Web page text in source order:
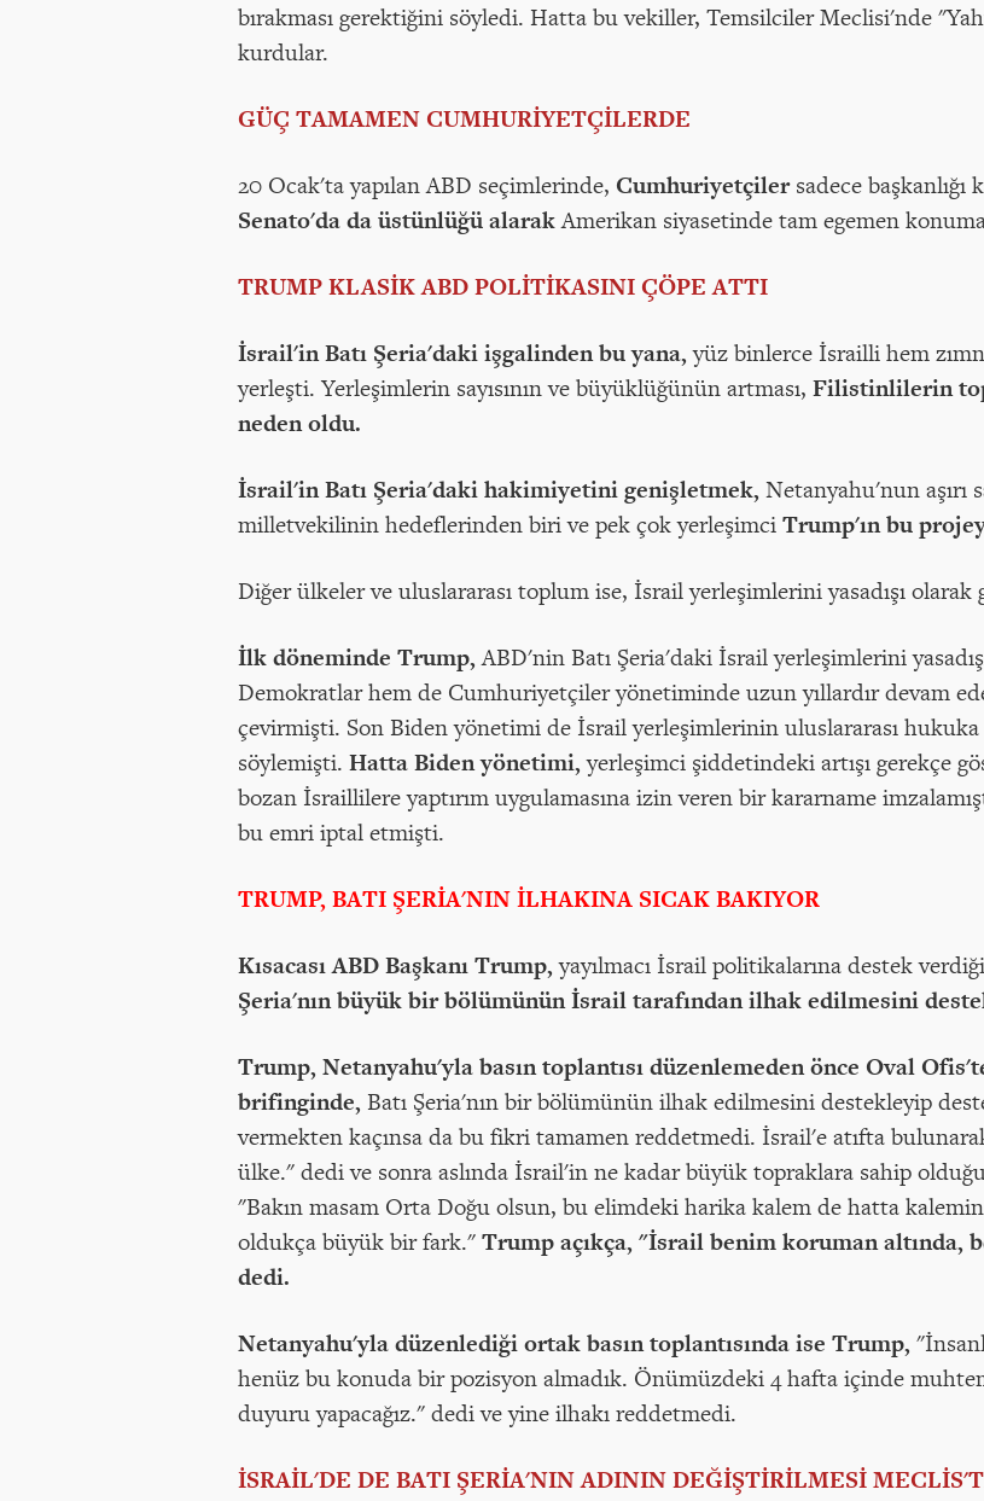
bırakması gerektiğini söyledi. Hatta bu vekiller, Temsilciler Meclisi'nde
kurdular.
GÜÇ TAMAMEN CUMHURİYETÇİLERDE
20 Ocak'ta yapılan ABD seçimlerinde, Cumhuriyetçilersadece başkanlığı
Senato'da da üstünlüğü alarakAmerikan siyasetinde tam egemen
TRUMP KLASİK ABD POLİTİKASINI ÇÖPE ATTI
İsrail'in Batı Şeria'daki işgalinden bu yana,yüz binlerce İsrailli hem
yerleşti. Yerleşimlerin sayısının ve büyüklüğünün artması, Filistinlilerin
neden oldu.
İsrail'in Batı Şeria'daki hakimiyetini genişletmek, Netanyahu'nun aşırı
milletvekilinin hedeflerinden biri ve pek çok yerleşimciTrump'ın bu
Diğer ülkeler ve uluslararası toplum ise, İsrail yerleşimlerini yasadışı
İlk döneminde Trump,ABD'nin Batı Şeria'daki İsrail yerleşimlerini
Demokratlar hem de Cumhuriyetçiler yönetiminde uzun yıllardır devam
çevirmişti. Son Biden yönetimi de İsrail yerleşimlerinin uluslararası hukuka
söylemişti. Hatta Biden yönetimi,yerleşimci şiddetindeki artışı gerekçe
bozan İsraillilere yaptırım uygulamasına izin veren bir kararname
bu emri iptal etmişti.
TRUMP, BATI ŞERİA'NIN İLHAKINA SICAK BAKIYOR
Kısacası ABD Başkanı Trump,yayılmacı İsrail politikalarına destek
Şeria'nın büyük bir bölümünün İsrail tarafından ilhak edilmesini
Trump, Netanyahu'yla basın toplantısı düzenlemeden önce Oval
brifinginde, Batı Şeria'nın bir bölümünün ilhak edilmesini destekleyip
vermekten kaçınsa da bu fikri tamamen reddetmedi. İsrail'e atıfta
ülke." dedi ve sonra aslında İsrail'in ne kadar büyük topraklara sahip
"Bakın masam Orta Doğu olsun, bu elimdeki harika kalem de hatta
oldukça büyük bir fark."Trump açıkça, "İsrail benim koruman altında,
dedi.
Netanyahu'yla düzenlediği ortak basın toplantısında ise Trump,
henüz bu konuda bir pozisyon almadık. Önümüzdeki 4 hafta içinde
duyuru yapacağız." dedi ve yine ilhakı reddetmedi.
İSRAİL'DE DE BATI ŞERİA'NIN ADININ DEĞİŞTİRİLMESİ